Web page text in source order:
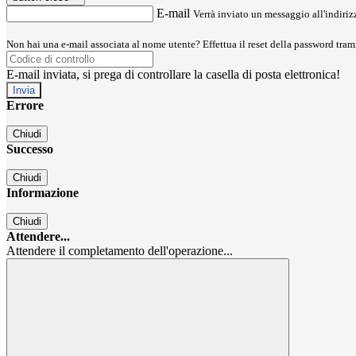
E-mail Verrà inviato un messaggio
Non hai una e-mail associata al nome utente? Effettua il reset della password
E-mail inviata, si prega di controllare la casella di posta elettronica!
Errore
Chiudi
Successo
Chiudi
Informazione
Chiudi
Attendere...
Attendere il completamento dell'operazione...